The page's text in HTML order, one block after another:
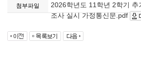
첨부파일
2026학년도 11학년 2학기 추
조사 실시 가정통신문.pdf